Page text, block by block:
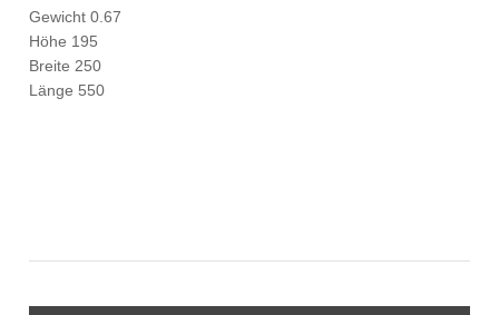
Gewicht 0.67
Höhe 195
Breite 250
Länge 550